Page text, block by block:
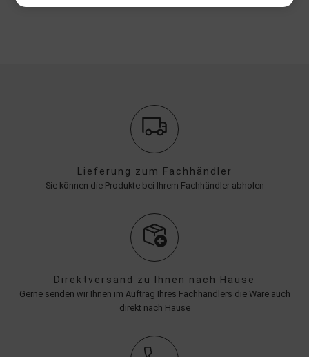
Lieferung zum Fachhändler
Sie können die Produkte bei Ihrem Fachhändler abholen
Direktversand zu Ihnen nach Hause
Gerne senden wir Ihnen im Auftrag Ihres Fachhändlers die Ware auch
direkt nach Hause